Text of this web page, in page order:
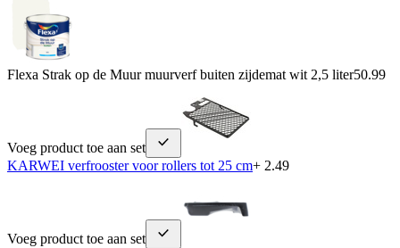
Flexa Strak op de Muur muurverf buiten zijdemat wit 2,5 liter50.99
Voeg product toe aan set
KARWEI verfrooster voor rollers tot 25 cm+ 2.49
Voeg product toe aan set